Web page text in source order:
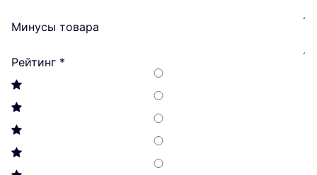
Минусы товара
Рейтинг *